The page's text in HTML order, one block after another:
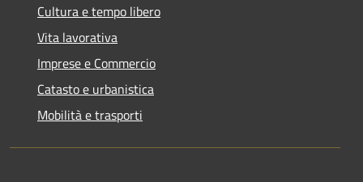
Cultura e tempo libero
Vita lavorativa
Imprese e Commercio
Catasto e urbanistica
Mobilità e trasporti